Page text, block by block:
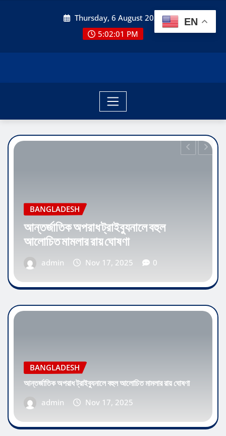
Thursday, 6 August 2026
5:02:02 PM
BANGLADESH
আন্তর্জাতিক অপরাধ ট্রাইব্যুনালে বহুল
আলোচিত মামলার রায় ঘোষণা
admin Nov 17, 2025 0
BANGLADESH
আন্তর্জাতিক অপরাধ ট্রাইব্যুনালে বহুল আলোচিত মামলার রায় ঘোষণা
admin Nov 17, 2025
EN